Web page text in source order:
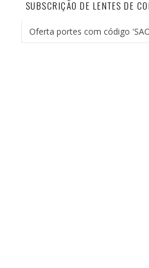
SUBSCRIÇÃO DE LENTES DE
Oferta portes com código